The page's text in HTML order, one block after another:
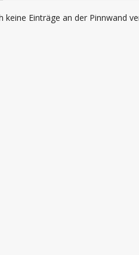
keine Einträge an der Pinnwand